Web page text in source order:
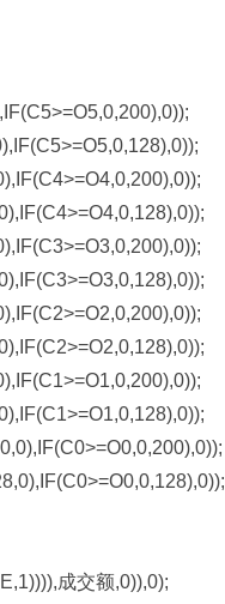
成交额,0)),0);